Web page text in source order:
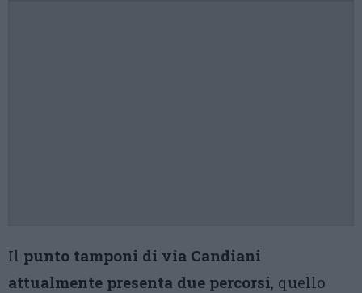
Il punto tamponi di via Candiani
attualmente presenta due percorsi, quello